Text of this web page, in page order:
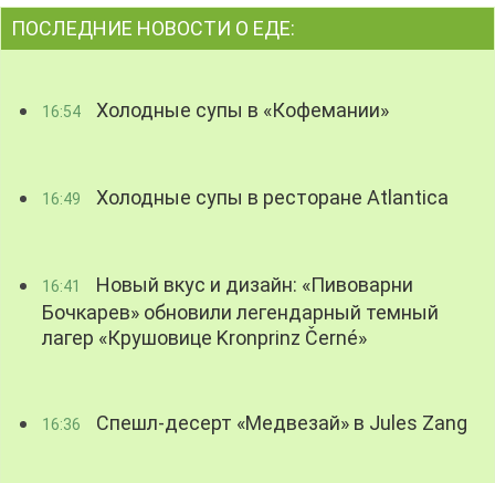
ПОСЛЕДНИЕ НОВОСТИ О ЕДЕ:
16:54 Холодные супы в «Кофемании»
16:49 Холодные супы в ресторане Atlantica
16:41
Новый вкус и дизайн: «Пивоварни
Бочкарев» обновили легендарный темный
лагер «Крушовице Kronprinz Černé»
16:36 Спешл-десерт «Медвезай» в Jules Zang